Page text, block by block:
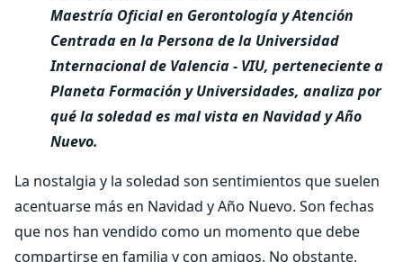
Maestría Oficial en Gerontología y Atención
Centrada en la Persona de la Universidad
Internacional de Valencia - VIU, perteneciente a
Planeta Formación y Universidades, analiza por
qué la soledad es mal vista en Navidad y Año
Nuevo.
La nostalgia y la soledad son sentimientos que suelen
acentuarse más en Navidad y Año Nuevo. Son fechas
que nos han vendido como un momento que debe
compartirse en familia y con amigos. No obstante,